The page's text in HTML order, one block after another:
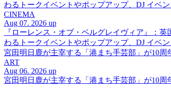
わるトークイベントやポップアップ、DJ イベン
CINEMA
Aug 07. 2026 up
『ローレンス・オブ・ベルグレイヴィア』：
わるトークイベントやポップアップ、DJ イベン
宮田明日鹿が主宰する「港まち手芸部」が10
ART
Aug 06. 2026 up
宮田明日鹿が主宰する「港まち手芸部」が10